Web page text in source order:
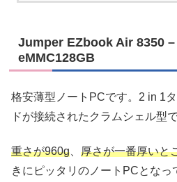
Jumper EZbook Air 8350
eMMC128GB
格安薄型ノートPCです。2 in 1
ドが接続されたクラムシェル型で
重さが960g 厚さが一番厚いと
きにピッタリのノートPCとなっ